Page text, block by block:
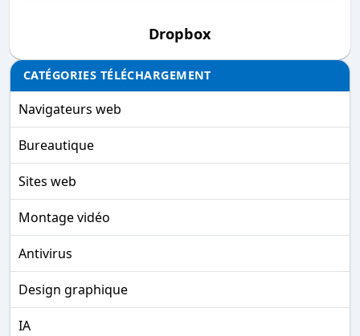
Dropbox
CATÉGORIES TÉLÉCHARGEMENT
Navigateurs web
Bureautique
Sites web
Montage vidéo
Antivirus
Design graphique
IA